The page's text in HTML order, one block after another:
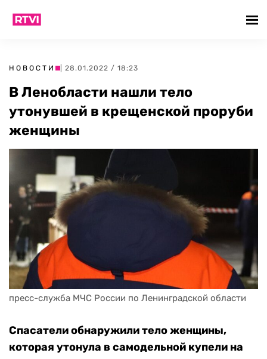
НОВОСТИ | 28.01.2022 / 18:23
В Ленобласти нашли тело
утонувшей в крещенской проруби
женщины
пресс-служба МЧС России по Ленинградской области
Спасатели обнаружили тело женщины,
которая утонула в самодельной купели на